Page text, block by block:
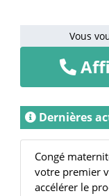
Vous
Dernières
Congé
votre premier
accélérer le